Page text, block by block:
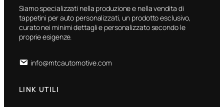
Siamo specializzati nella produzione e nella vendita di
tappetini per auto personalizzati, un prodotto esclusivo,
curato nei minimi dettagli e personalizzato secondo le
proprie esigenze.
info@mtcautomotive.com
LINK UTILI